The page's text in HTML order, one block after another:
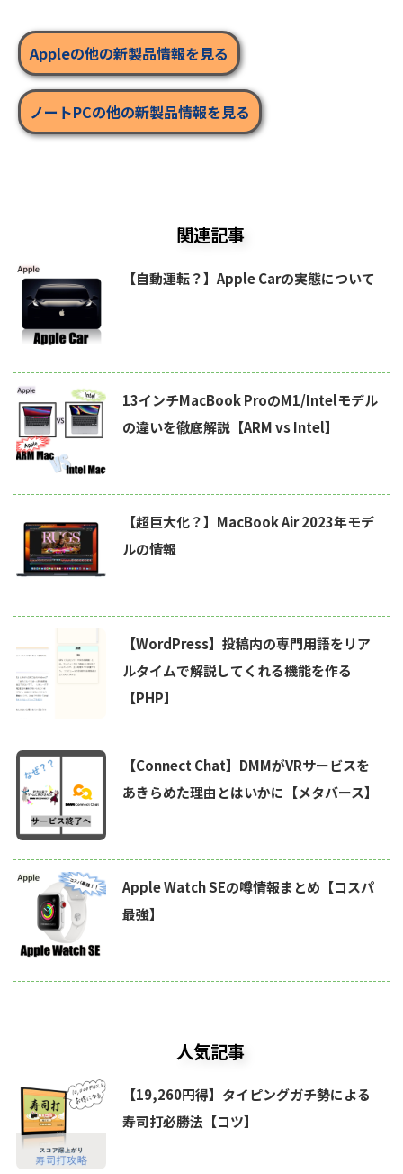
Appleの他の新製品情報を見る
ノートPCの他の新製品情報を見る
関連記事
【自動運転？】Apple Carの実態について
13インチMacBook ProのM1/Intelモデル
の違いを徹底解説【ARM vs Intel】
【超巨大化？】MacBook Air 2023年モデ
ルの情報
【WordPress】投稿内の専門用語をリア
ルタイムで解説してくれる機能を作る
【PHP】
【Connect Chat】DMMがVRサービスを
あきらめた理由とはいかに【メタバース】
Apple Watch SEの噂情報まとめ【コスパ
最強】
人気記事
【19,260円得】タイピングガチ勢による
寿司打必勝法【コツ】